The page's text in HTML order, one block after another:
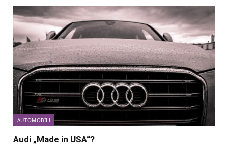
AUTOMOBILI
Audi „Made in USA“?